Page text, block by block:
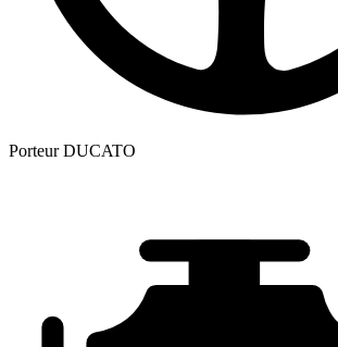
Porteur DUCATO